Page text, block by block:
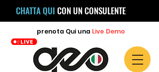
CHATTA QUI CON UN CONSULENTE
prenota Qui una Live Demo